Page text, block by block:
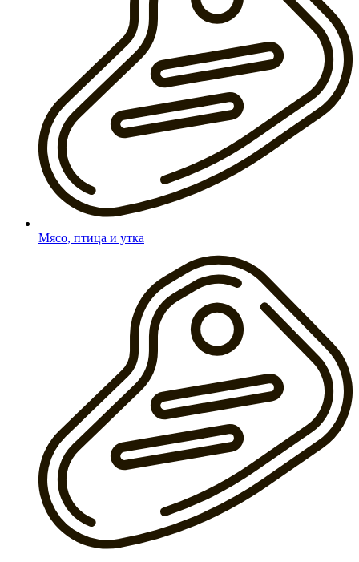
Мясо, птица и утка